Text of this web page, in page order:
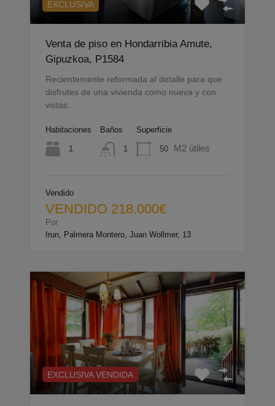
EXCLUSIVA
Venta de piso en Hondarribia Amute,
Gipuzkoa, P1584
Recientemente reformada al detalle para que
disfrutes de una vivienda como nueva y con
vistas…
Habitaciones
1
Baños
1
Superficie
50 M2 útiles
Vendido
VENDIDO 218.000€
Por
Irun, Palmera Montero, Juan Wollmer, 13
EXCLUSIVA VENDIDA